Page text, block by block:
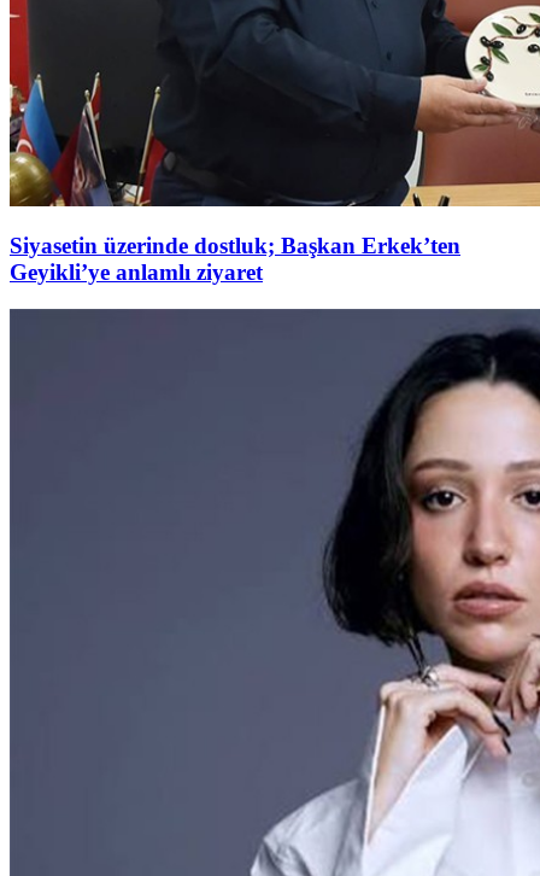
Siyasetin üzerinde dostluk; Başkan Erkek’ten
Geyikli’ye anlamlı ziyaret